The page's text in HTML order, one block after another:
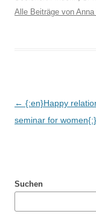
Alle Beiträge von
Beitragsnavigation
← {:en}Happy
seminar for women{:}
Suchen